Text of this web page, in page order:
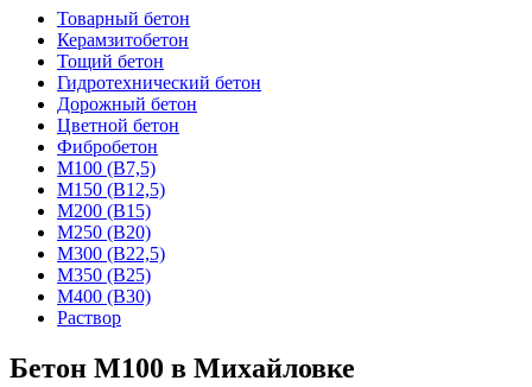
Товарный бетон
Керамзитобетон
Тощий бетон
Гидротехнический бетон
Дорожный бетон
Цветной бетон
Фибробетон
М100 (В7,5)
М150 (В12,5)
М200 (В15)
М250 (В20)
М300 (В22,5)
М350 (В25)
М400 (В30)
Раствор
Бетон М100 в Михайловке